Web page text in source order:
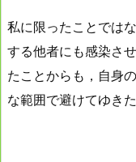
私に限ったことでは
する他者にも感染さ
たことからも，自身
な範囲で避けてゆきた